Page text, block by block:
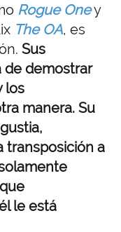
Rogue Oney
The OA, es
Sus
de demostrar
los
manera. Su
transposición a
le está